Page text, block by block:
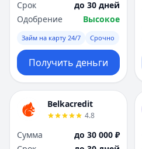
Срок
до 30 дней
Одобрение
Высокое
Займ на карту 24/7 Срочно
Получить деньги
Belkacredit
4.8
Сумма
до 30 000 ₽